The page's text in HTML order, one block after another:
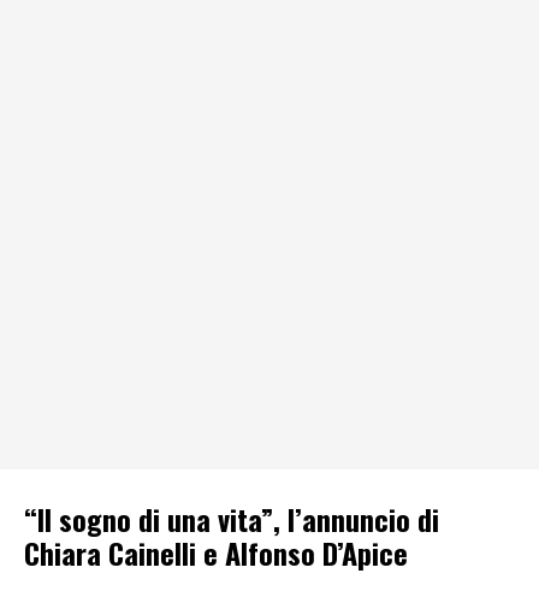
“Il sogno di una vita”, l’annuncio di
Chiara Cainelli e Alfonso D’Apice